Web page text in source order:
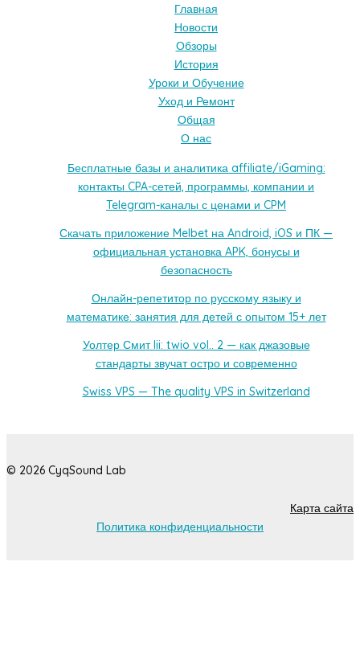
Главная
Новости
Обзоры
История
Уроки и Обучение
Уход и Ремонт
Общая
О нас
Бесплатные базы и аналитика affiliate/iGaming:
контакты CPA-сетей, программы, компании и
Telegram-каналы с ценами и CPM
Скачать приложение Melbet на Android, iOS и ПК —
официальная установка APK, бонусы и
безопасность
Онлайн-репетитор по русскому языку и
математике: занятия для детей с опытом 15+ лет
Уолтер Смит Iii: twio vol.. 2 — как джазовые
стандарты звучат остро и современно
Swiss VPS — The quality VPS in Switzerland
© 2026 CyqSound Lab
Карта сайта
Политика конфиденциальности